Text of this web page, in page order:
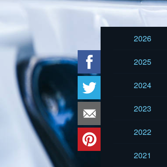
2026
2025
2024
2023
2022
2021